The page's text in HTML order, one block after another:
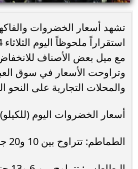
تشهد أسعار الخضروات
مع ميل بعض الأصناف
وتراوحت الأسعار في سوق
والمحلات التجارية على النحو
أسعار الخضروات اليوم (للكيلو)
الطماطم: تتراوح بين 10 و20 جنيهاً.